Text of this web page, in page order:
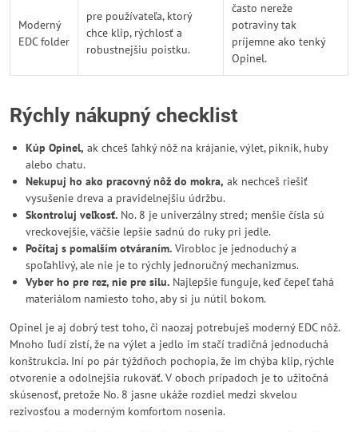
Moderný
EDC folder
pre používateľa, ktorý
chce klip, rýchlosť a
robustnejšiu poistku.
často nereže
potraviny tak
príjemne ako tenký
Opinel.
Rýchly nákupný checklist
Kúp Opinel, ak chceš ľahký nôž na krájanie, výlet, piknik, huby
alebo chatu.
Nekupuj ho ako pracovný nôž do mokra, ak nechceš riešiť
vysušenie dreva a pravidelnejšiu údržbu.
Skontroluj veľkosť. No. 8 je univerzálny stred; menšie čísla sú
vreckovejšie, väčšie lepšie sadnú do ruky pri jedle.
Počítaj s pomalším otváraním. Virobloc je jednoduchý a
spoľahlivý, ale nie je to rýchly jednoručný mechanizmus.
Vyber ho pre rez, nie pre silu. Najlepšie funguje, keď čepeľ ťahá
materiálom namiesto toho, aby si ju nútil bokom.
Opinel je aj dobrý test toho, či naozaj potrebuješ moderný EDC nôž.
Mnoho ľudí zistí, že na výlet a jedlo im stačí tradičná jednoduchá
konštrukcia. Iní po pár týždňoch pochopia, že im chýba klip, rýchle
otvorenie a odolnejšia rukoväť. V oboch prípadoch je to užitočná
skúsenosť, pretože No. 8 jasne ukáže rozdiel medzi skvelou
rezivosťou a moderným komfortom nosenia.